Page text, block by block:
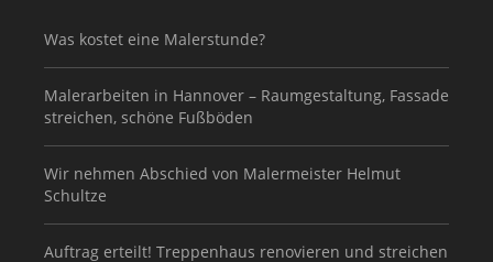
Was kostet eine Malerstunde?
Malerarbeiten in Hannover – Raumgestaltung, Fassade
streichen, schöne Fußböden
Wir nehmen Abschied von Malermeister Helmut
Schultze
Auftrag erteilt! Treppenhaus renovieren und streichen